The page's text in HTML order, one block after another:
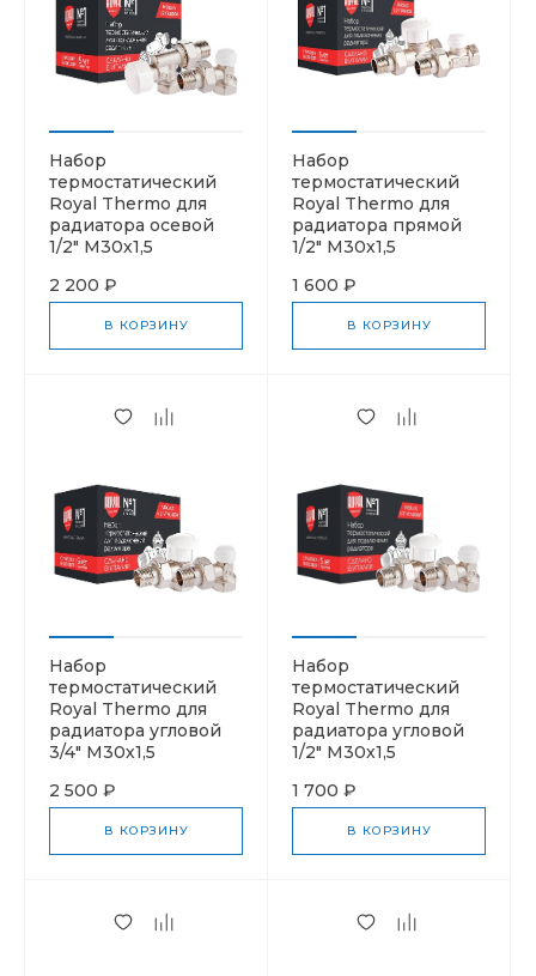
Набор
термостатический
Royal Thermo для
радиатора осевой
1/2" М30х1,5
2 200 ₽
В КОРЗИНУ
Набор
термостатический
Royal Thermo для
радиатора прямой
1/2" М30х1,5
1 600 ₽
В КОРЗИНУ
Набор
термостатический
Royal Thermo для
радиатора угловой
3/4" М30х1,5
2 500 ₽
В КОРЗИНУ
Набор
термостатический
Royal Thermo для
радиатора угловой
1/2" М30х1,5
1 700 ₽
В КОРЗИНУ